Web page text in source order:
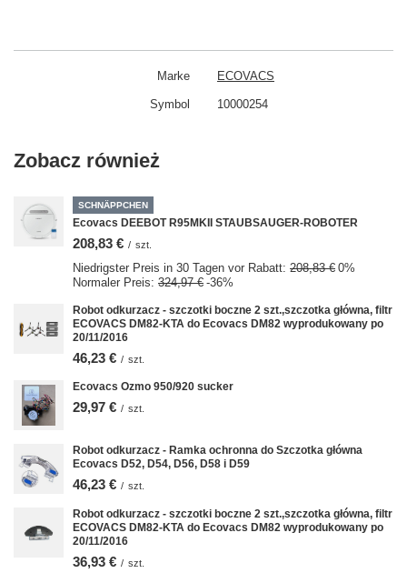
Marke ECOVACS
Symbol 10000254
Zobacz również
SCHNÄPPCHEN
Ecovacs DEEBOT R95MKII STAUBSAUGER-ROBOTER
208,83 € / szt.
Niedrigster Preis in 30 Tagen vor Rabatt: 208,83 € 0%
Normaler Preis: 324,97 € -36%
Robot odkurzacz - szczotki boczne 2 szt.,szczotka główna, filtr
ECOVACS DM82-KTA do Ecovacs DM82 wyprodukowany po
20/11/2016
46,23 € / szt.
Ecovacs Ozmo 950/920 sucker
29,97 € / szt.
Robot odkurzacz - Ramka ochronna do Szczotka główna
Ecovacs D52, D54, D56, D58 i D59
46,23 € / szt.
Robot odkurzacz - szczotki boczne 2 szt.,szczotka główna, filtr
ECOVACS DM82-KTA do Ecovacs DM82 wyprodukowany po
20/11/2016
36,93 € / szt.